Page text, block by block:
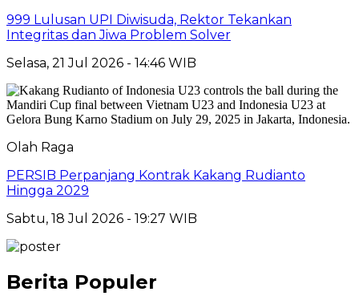
999 Lulusan UPI Diwisuda, Rektor Tekankan
Integritas dan Jiwa Problem Solver
Selasa, 21 Jul 2026 - 14:46 WIB
Olah Raga
PERSIB Perpanjang Kontrak Kakang Rudianto
Hingga 2029
Sabtu, 18 Jul 2026 - 19:27 WIB
Berita Populer